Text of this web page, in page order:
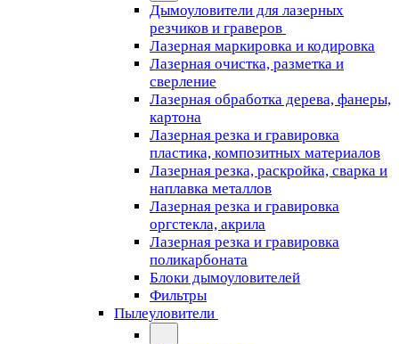
Дымоуловители для лазерных
резчиков и граверов
Лазерная маркировка и кодировка
Лазерная очистка, разметка и
сверление
Лазерная обработка дерева, фанеры,
картона
Лазерная резка и гравировка
пластика, композитных материалов
Лазерная резка, раскройка, сварка и
наплавка металлов
Лазерная резка и гравировка
оргстекла, акрила
Лазерная резка и гравировка
поликарбоната
Блоки дымоуловителей
Фильтры
Пылеуловители